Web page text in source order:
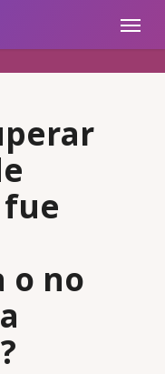
Menu
o no